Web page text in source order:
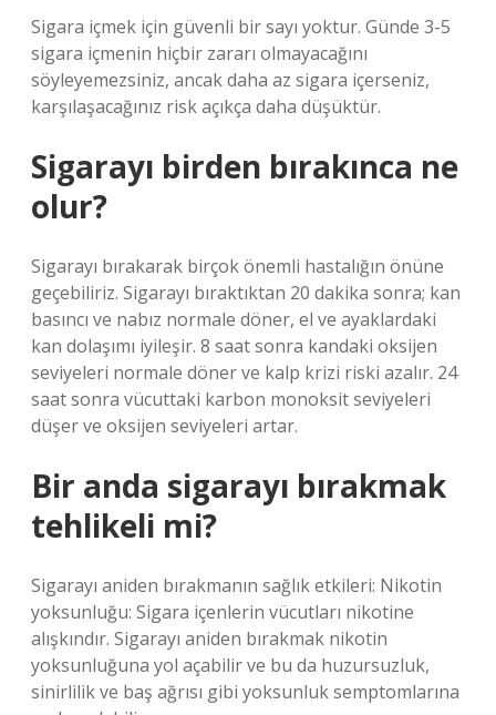
Sigara içmek için güvenli bir sayı yoktur. Günde 3-5
sigara içmenin hiçbir zararı olmayacağını
söyleyemezsiniz, ancak daha az sigara içerseniz,
karşılaşacağınız risk açıkça daha düşüktür.
Sigarayı birden bırakınca ne
olur?
Sigarayı bırakarak birçok önemli hastalığın önüne
geçebiliriz. Sigarayı bıraktıktan 20 dakika sonra; kan
basıncı ve nabız normale döner, el ve ayaklardaki
kan dolaşımı iyileşir. 8 saat sonra kandaki oksijen
seviyeleri normale döner ve kalp krizi riski azalır. 24
saat sonra vücuttaki karbon monoksit seviyeleri
düşer ve oksijen seviyeleri artar.
Bir anda sigarayı bırakmak
tehlikeli mi?
Sigarayı aniden bırakmanın sağlık etkileri: Nikotin
yoksunluğu: Sigara içenlerin vücutları nikotine
alışkındır. Sigarayı aniden bırakmak nikotin
yoksunluğuna yol açabilir ve bu da huzursuzluk,
sinirlilik ve baş ağrısı gibi yoksunluk semptomlarına